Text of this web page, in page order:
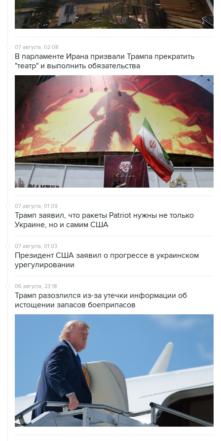
07 августа, 02:08
В парламенте Ирана призвали Трампа прекратить
"театр" и выполнить обязательства
07 августа, 01:09
Трамп заявил, что ракеты Patriot нужны не только
Украине, но и самим США
07 августа, 01:03
Президент США заявил о прогрессе в украинском
урегулировании
06 августа, 23:18
Трамп разозлился из-за утечки информации об
истощении запасов боеприпасов